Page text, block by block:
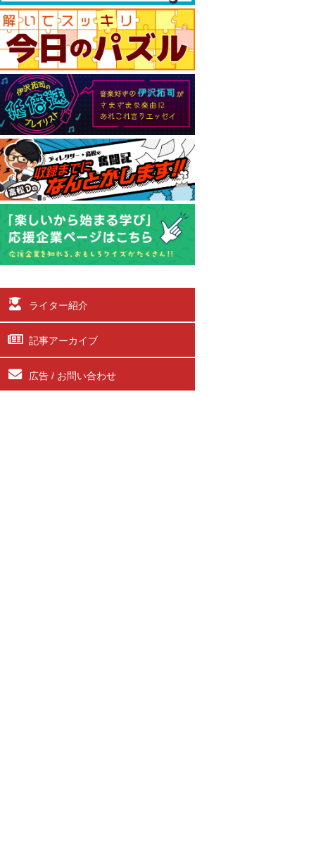
ライター紹介
記事アーカイブ
広告 / お問い合わせ